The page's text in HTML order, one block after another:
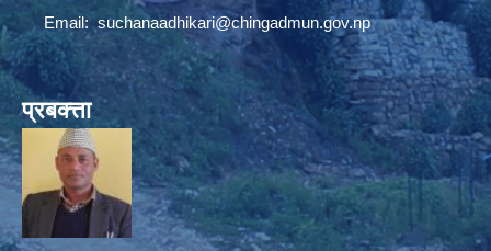
Email:suchanaadhikari@chingadmun.gov.np
प्रबक्त्ता